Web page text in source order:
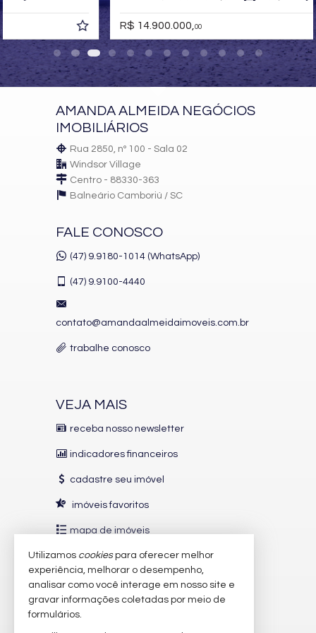
Sala de Massagem
Whisky Bar
R$ 14.900.000,
AMANDA ALMEIDA NEGÓCIOS
IMOBILIÁRIOS
Rua 2850, nº 100 - Sala 02
Windsor Village
Centro - 88330-363
Balneário Camboriú / SC
FALE CONOSCO
(47) 9.9180-1014 (WhatsApp)
(47) 9.9100-4440
contato@amandaalmeidaimoveis.com.br
trabalhe conosco
VEJA MAIS
receba nosso newsletter
indicadores financeiros
cadastre seu imóvel
imóveis favoritos
mapa de imóveis
INDICADORESFINANCEIROS
CUB / SC
R$ 3.151,24
Poupança
0,6738%
Utilizamos cookiespara oferecer melhor
experiência, melhorar o desempenho,
analisar como você interage em nosso site e
gravar informações coletadas por meio de
formulários.